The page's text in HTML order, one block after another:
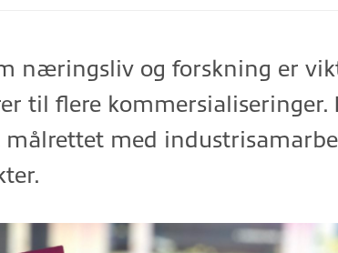
næringsliv og forskning er
til flere kommersialiseringer.
målrettet med